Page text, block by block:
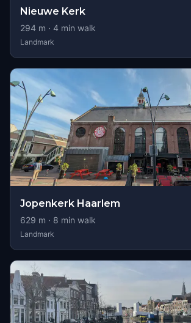
Nieuwe Kerk
294 m · 4 min walk
Landmark
Jopenkerk Haarlem
629 m · 8 min walk
Landmark